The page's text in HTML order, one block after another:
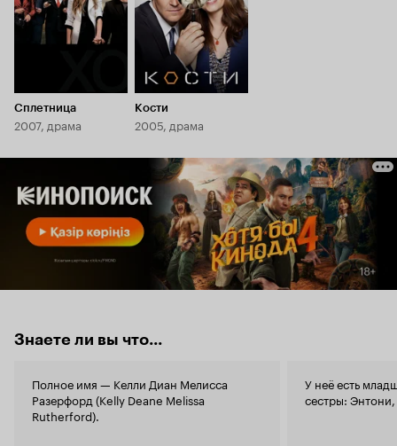
Сплетница
2007, драма
Кости
2005, драма
Знаете ли вы что...
Полное имя — Келли Диан Мелисса
Разерфорд (Kelly Deane Melissa
Rutherford).
У неё есть
сестры: